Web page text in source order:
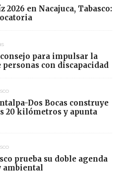
2026 en Nacajuca, Tabasco:
para impulsar la
con discapacidad
Dos Bocas construye
20 kilómetros y apunta
prueba su doble agenda
ambiental